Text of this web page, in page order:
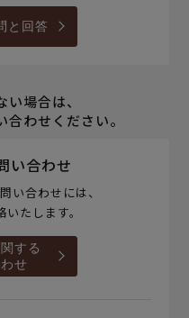
と回答
場合は、
わせください。
い合わせ
い合わせには、
たします。
する
せ